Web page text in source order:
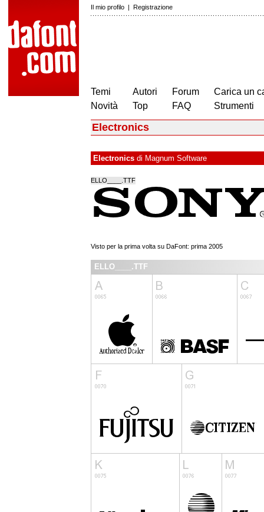
Il mio profilo | Registrazione
Temi
Novità
Autori
Top
Forum
FAQ
Carica un
Strumenti
Electronics
Electronics di Magnum Software
ELLO____.TTF
Visto per la prima volta su DaFont: prima 2005
ELLO____.TTF